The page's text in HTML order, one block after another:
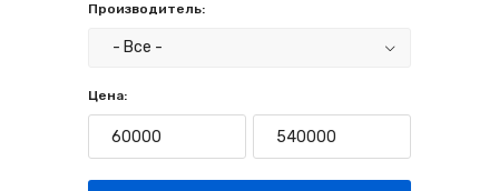
Производитель:
Цена: